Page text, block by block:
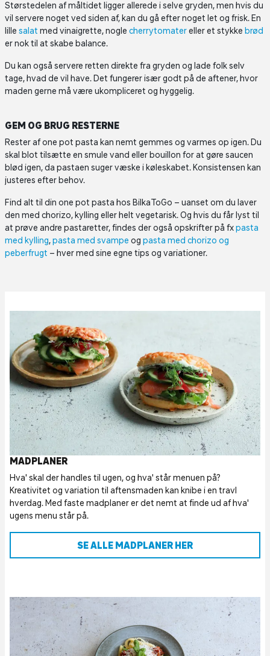
Størstedelen af måltidet ligger allerede i selve gryden, men hvis du
vil servere noget ved siden af, kan du gå efter noget let og frisk. En
lille salat med vinaigrette, nogle cherrytomatereller et stykke brød
er nok til at skabe balance.
Du kan også servere retten direkte fra gryden og lade folk selv
tage, hvad de vil have. Det fungerer især godt på de aftener, hvor
maden gerne må være ukompliceret og hyggelig.
GEM OG BRUG RESTERNE
Rester af one pot pasta kan nemt gemmes og varmes op igen. Du
skal blot tilsætte en smule vand eller bouillon for at gøre saucen
blød igen, da pastaen suger væske i køleskabet. Konsistensen kan
justeres efter behov.
Find alt til din one pot pasta hos BilkaToGo – uanset om du laver
den med chorizo, kylling eller helt vegetarisk. Og hvis du får lyst til
at prøve andre pastaretter, findes der også opskrifter på fxpasta
med kylling,pasta med svampe og pasta med chorizo og
peberfrugt – hver med sine egne tips og variationer.
MADPLANER
Hva' skal der handles til ugen, og hva' står menuen på?
Kreativitet og variation til aftensmaden kan knibe i en travl
hverdag. Med faste madplaner er det nemt at finde ud af hva'
ugens menu står på.
SE ALLE MADPLANER HER